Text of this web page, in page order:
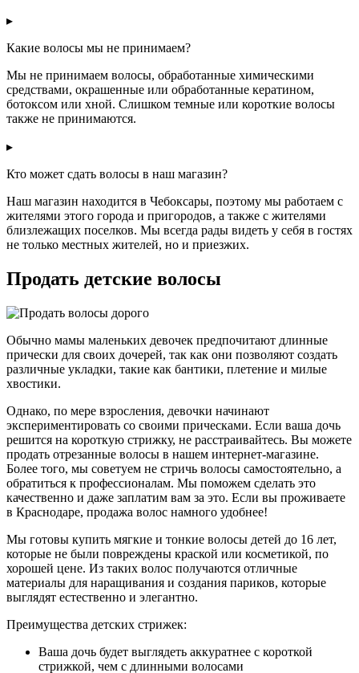
▸
Какие волосы мы не принимаем?
Мы не принимаем волосы, обработанные химическими
средствами, окрашенные или обработанные кератином,
ботоксом или хной. Слишком темные или короткие волосы
также не принимаются.
▸
Кто может сдать волосы в наш магазин?
Наш магазин находится в Чебоксары, поэтому мы работаем с
жителями этого города и пригородов, а также с жителями
близлежащих поселков. Мы всегда рады видеть у себя в гостях
не только местных жителей, но и приезжих.
Продать детские волосы
Обычно мамы маленьких девочек предпочитают длинные
прически для своих дочерей, так как они позволяют создать
различные укладки, такие как бантики, плетение и милые
хвостики.
Однако, по мере взросления, девочки начинают
экспериментировать со своими прическами. Если ваша дочь
решится на короткую стрижку, не расстраивайтесь. Вы можете
продать отрезанные волосы в нашем интернет-магазине.
Более того, мы советуем не стричь волосы самостоятельно, а
обратиться к профессионалам. Мы поможем сделать это
качественно и даже заплатим вам за это. Если вы проживаете
в Краснодаре, продажа волос намного удобнее!
Мы готовы купить мягкие и тонкие волосы детей до 16 лет,
которые не были повреждены краской или косметикой, по
хорошей цене. Из таких волос получаются отличные
материалы для наращивания и создания париков, которые
выглядят естественно и элегантно.
Преимущества детских стрижек:
Ваша дочь будет выглядеть аккуратнее с короткой
стрижкой, чем с длинными волосами